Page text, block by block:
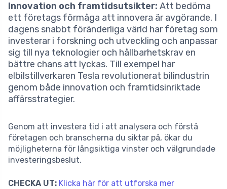
Innovation och framtidsutsikter: Att bedöma
ett företags förmåga att innovera är avgörande. I
dagens snabbt föränderliga värld har företag som
investerar i forskning och utveckling och anpassar
sig till nya teknologier och hållbarhetskrav en
bättre chans att lyckas. Till exempel har
elbilstillverkaren Tesla revolutionerat bilindustrin
genom både innovation och framtidsinriktade
affärsstrategier.
Genom att investera tid i att analysera och förstå
företagen och branscherna du siktar på, ökar du
möjligheterna för långsiktiga vinster och välgrundade
investeringsbeslut.
CHECKA UT: Klicka här för att utforska mer